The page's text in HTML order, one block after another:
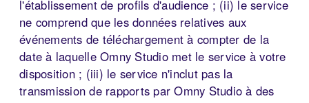
l'établissement de profils d'audience ; (ii) le service
ne comprend que les données relatives aux
événements de téléchargement à compter de la
date à laquelle Omny Studio met le service à votre
disposition ; (iii) le service n'inclut pas la
transmission de rapports par Omny Studio à des